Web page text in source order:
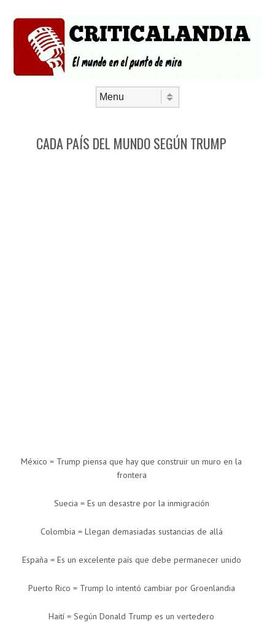
CADA PAÍS DEL MUNDO SEGÚN TRUMP
México = Trump piensa que hay que construir un muro en la
frontera
Suecia = Es un desastre por la inmigración
Colombia = Llegan demasiadas sustancias de allá
España = Es un excelente país que debe permanecer unido
Puerto Rico = Trump lo intentó cambiar por Groenlandia
Haití = Según Donald Trump es un vertedero